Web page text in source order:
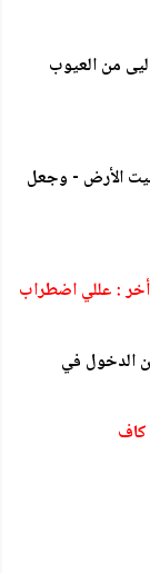
من العيوب
الأرض - وجعل
: عللي اضطراب
الدخول في
كاف